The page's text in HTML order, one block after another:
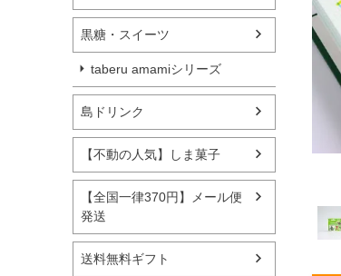
黒糖・スイーツ
taberu amamiシリーズ
島ドリンク
【不動の人気】しま菓子
【全国一律370円】メール便
発送
送料無料ギフト